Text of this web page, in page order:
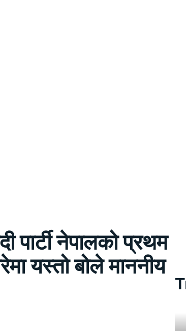
पार्टी नेपालको प्रथम
यस्तो बोले माननीय